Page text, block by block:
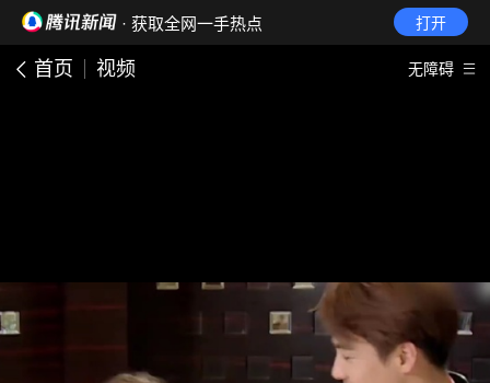
· 获取全网一手热点 打开
首页 视频 无障碍